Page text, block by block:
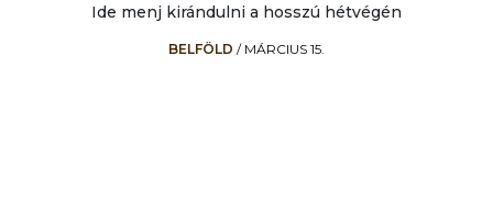
Ide menj kirándulni a hosszú hétvégén
BELFÖLD / MÁRCIUS 15.